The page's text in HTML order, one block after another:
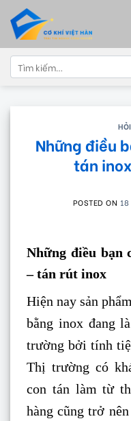
content
Tìm
kiếm:
Những điều
tán
POSTED ON
Những điều bạn
– tán rút inox
Hiện nay sản
bằng inox đang
trường bởi tính
Thị trường có
con tán làm từ
hàng cũng trở